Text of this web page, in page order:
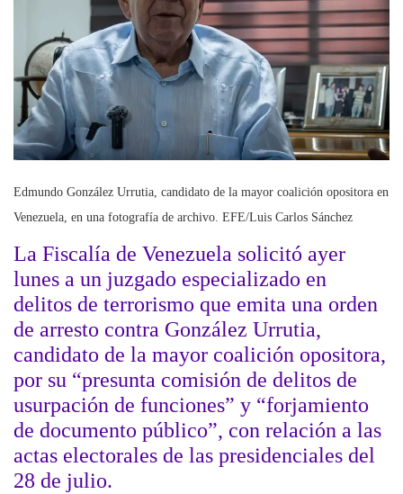
Edmundo González Urrutia, candidato de la mayor coalición opositora en
Venezuela, en una fotografía de archivo. EFE/Luis Carlos Sánchez
La Fiscalía de Venezuela solicitó ayer
lunes a un juzgado especializado en
delitos de terrorismo que emita una orden
de arresto contra González Urrutia,
candidato de la mayor coalición opositora,
por su “presunta comisión de delitos de
usurpación de funciones” y “forjamiento
de documento público”, con relación a las
actas electorales de las presidenciales del
28 de julio.